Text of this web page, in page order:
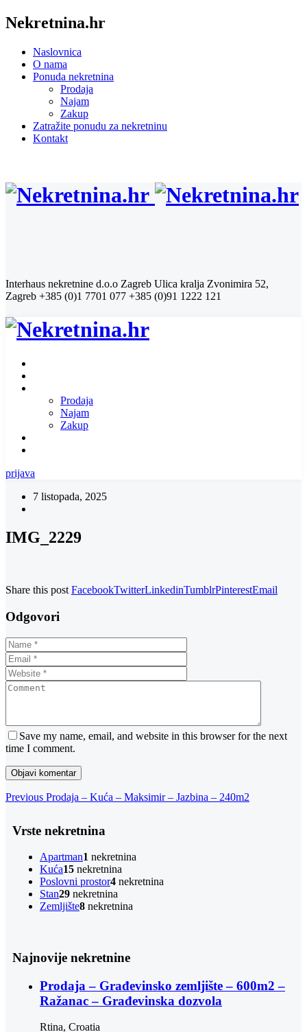
Nekretnina.hr
Naslovnica
O nama
Ponuda nekretnina
Prodaja
Najam
Zakup
Zatražite ponudu za nekretninu
Kontakt
Interhaus nekretnine d.o.o Zagreb Ulica kralja Zvonimira 52,
Zagreb +385 (0)1 7701 077 +385 (0)91 1222 121
Prodaja
Najam
Zakup
prijava
7 listopada, 2025
IMG_2229
Share this post FacebookTwitterLinkedinTumblrPinterestEmail
Odgovori
Save my name, email, and website in this browser for the next
time I comment.
Navigacija
Previous
Previous Prodaja – Kuća – Maksimir – Jazbina – 240m2
Vrste nekretnina
Apartman1 nekretnina
Kuća15 nekretnina
Poslovni prostor4 nekretnina
Stan29 nekretnina
Zemljište8 nekretnina
Najnovije nekretnine
Prodaja – Građevinsko zemljište – 600m2 –
Ražanac – Građevinska dozvola
Rtina, Croatia